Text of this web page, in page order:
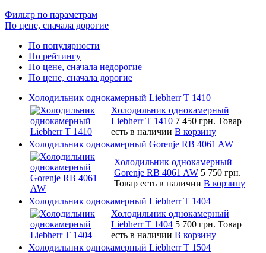
Фильтр по параметрам
По цене, сначала дорогие
По популярности
По рейтингу
По цене, сначала недорогие
По цене, сначала дорогие
Холодильник однокамерный Liebherr T 1410
Холодильник однокамерный
Liebherr T 1410 7 450 грн. Товар
есть в наличии В корзину
Холодильник однокамерный Gorenje RB 4061 AW
Холодильник однокамерный
Gorenje RB 4061 AW 5 750 грн.
Товар есть в наличии В корзину
Холодильник однокамерный Liebherr T 1404
Холодильник однокамерный
Liebherr T 1404 5 700 грн. Товар
есть в наличии В корзину
Холодильник однокамерный Liebherr T 1504